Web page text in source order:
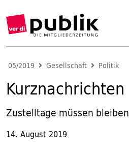
05/2019 Gesellschaft Politik
Kurznachrichten
Zustelltage müssen bleiben
14. August 2019